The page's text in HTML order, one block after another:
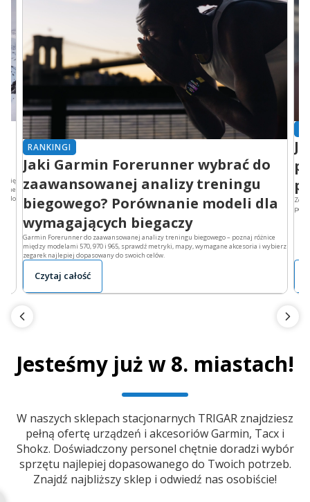
się
do
RANKINGI
Jaki Garmin Forerunner wybrać do
zaawansowanej analizy treningu
biegowego? Porównanie modeli dla
wymagających biegaczy
Garmin Forerunner do zaawansowanej analizy treningu biegowego – poznaj różnice
między modelami 570, 970 i 965, sprawdź metryki, mapy, wymagane akcesoria i wybierz
zegarek najlepiej dopasowany do swoich celów.
Czytaj całość
Jesteśmy już w 8. miastach!
W naszych sklepach stacjonarnych TRIGAR znajdziesz
pełną ofertę urządzeń i akcesoriów Garmin, Tacx i
Shokz. Doświadczony personel chętnie doradzi wybór
sprzętu najlepiej dopasowanego do Twoich potrzeb.
Znajdź najbliższy sklep i odwiedź nas osobiście!